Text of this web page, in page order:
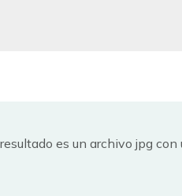
es un archivo jpg con